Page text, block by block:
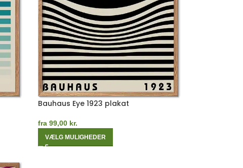
Bauhaus Eye 1923 plakat
fra 99,00 kr.
VÆLG MULIGHEDER